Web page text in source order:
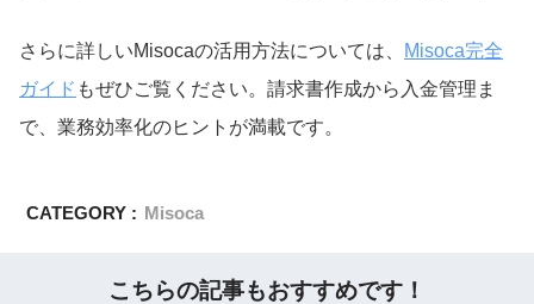
さらに詳しいMisocaの活用方法については、
Misoca完全
ガイド もぜひご覧ください。請求書作成から入金管理ま
で、業務効率化のヒントが満載です。
CATEGORY : Misoca
こちらの記事もおすすめです！